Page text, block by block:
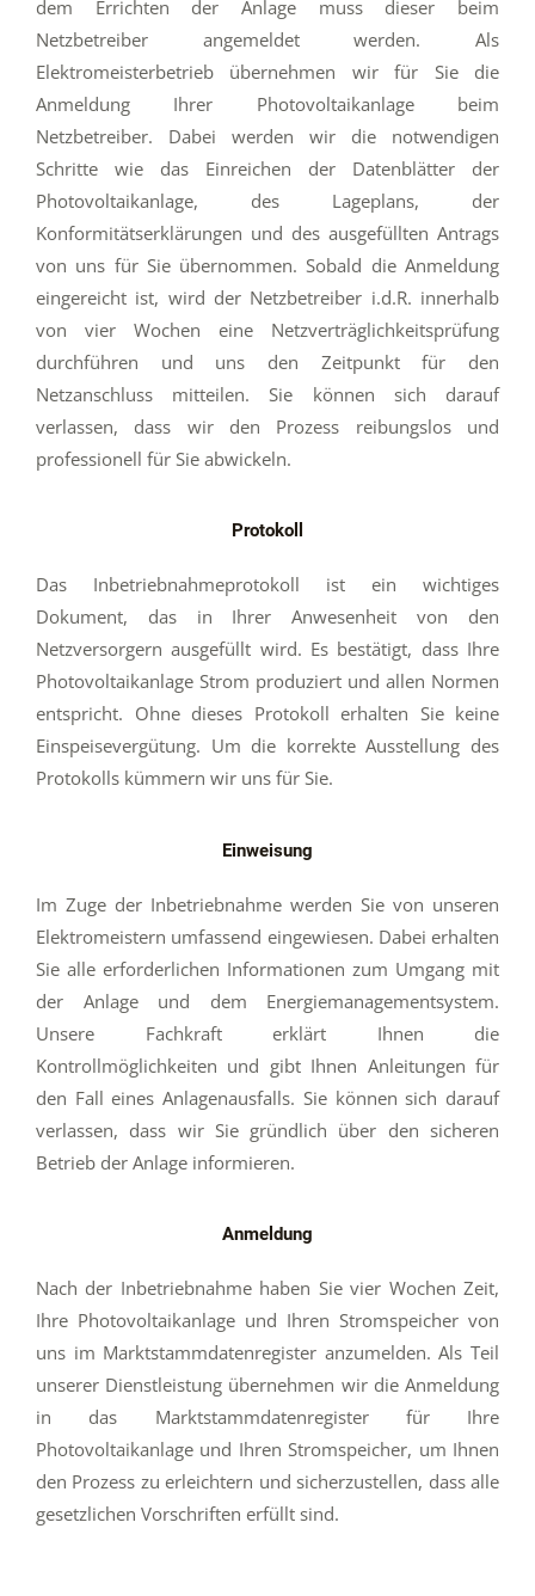
dem Errichten der Anlage muss dieser beim
Netzbetreiber angemeldet werden. Als
Elektromeisterbetrieb übernehmen wir für Sie die
Anmeldung Ihrer Photovoltaikanlage beim
Netzbetreiber. Dabei werden wir die notwendigen
Schritte wie das Einreichen der Datenblätter der
Photovoltaikanlage, des Lageplans, der
Konformitätserklärungen und des ausgefüllten Antrags
von uns für Sie übernommen. Sobald die Anmeldung
eingereicht ist, wird der Netzbetreiber i.d.R. innerhalb
von vier Wochen eine Netzverträglichkeitsprüfung
durchführen und uns den Zeitpunkt für den
Netzanschluss mitteilen. Sie können sich darauf
verlassen, dass wir den Prozess reibungslos und
professionell für Sie abwickeln.
Protokoll
Das Inbetriebnahmeprotokoll ist ein wichtiges
Dokument, das in Ihrer Anwesenheit von den
Netzversorgern ausgefüllt wird. Es bestätigt, dass Ihre
Photovoltaikanlage Strom produziert und allen Normen
entspricht. Ohne dieses Protokoll erhalten Sie keine
Einspeisevergütung. Um die korrekte Ausstellung des
Protokolls kümmern wir uns für Sie.
Einweisung
Im Zuge der Inbetriebnahme werden Sie von unseren
Elektromeistern umfassend eingewiesen. Dabei erhalten
Sie alle erforderlichen Informationen zum Umgang mit
der Anlage und dem Energiemanagementsystem.
Unsere Fachkraft erklärt Ihnen die
Kontrollmöglichkeiten und gibt Ihnen Anleitungen für
den Fall eines Anlagenausfalls. Sie können sich darauf
verlassen, dass wir Sie gründlich über den sicheren
Betrieb der Anlage informieren.
Anmeldung
Nach der Inbetriebnahme haben Sie vier Wochen Zeit,
Ihre Photovoltaikanlage und Ihren Stromspeicher von
uns im Marktstammdatenregister anzumelden. Als Teil
unserer Dienstleistung übernehmen wir die Anmeldung
in das Marktstammdatenregister für Ihre
Photovoltaikanlage und Ihren Stromspeicher, um Ihnen
den Prozess zu erleichtern und sicherzustellen, dass alle
gesetzlichen Vorschriften erfüllt sind.